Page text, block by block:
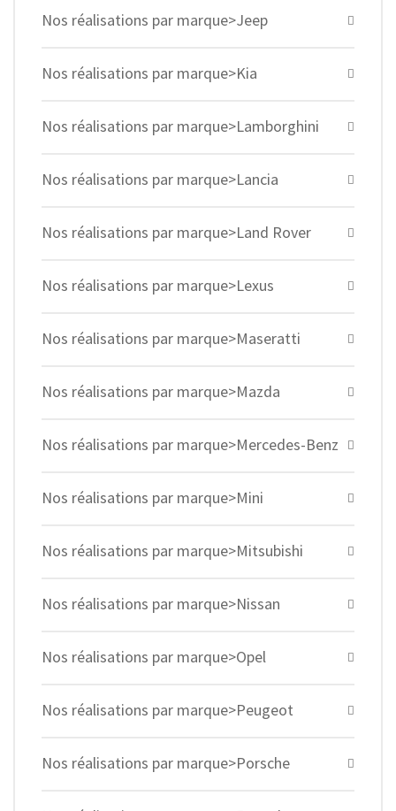
Nos réalisations par marque>Jeep
Nos réalisations par marque>Kia
Nos réalisations par marque>Lamborghini
Nos réalisations par marque>Lancia
Nos réalisations par marque>Land Rover
Nos réalisations par marque>Lexus
Nos réalisations par marque>Maseratti
Nos réalisations par marque>Mazda
Nos réalisations par marque>Mercedes-Benz
Nos réalisations par marque>Mini
Nos réalisations par marque>Mitsubishi
Nos réalisations par marque>Nissan
Nos réalisations par marque>Opel
Nos réalisations par marque>Peugeot
Nos réalisations par marque>Porsche